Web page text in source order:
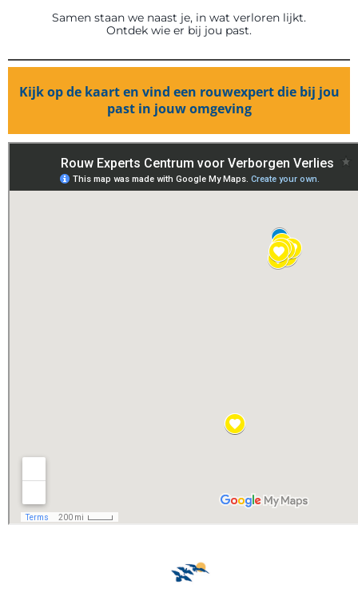
Samen staan we naast je, in wat verloren lijkt.
Ontdek wie er bij jou past.
Kijk op de kaart en vind een rouwexpert die bij jou
past in jouw omgeving